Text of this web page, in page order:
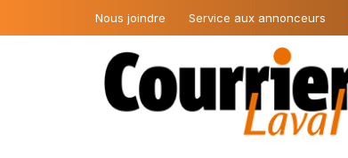
Nous joindre Service aux annonceurs